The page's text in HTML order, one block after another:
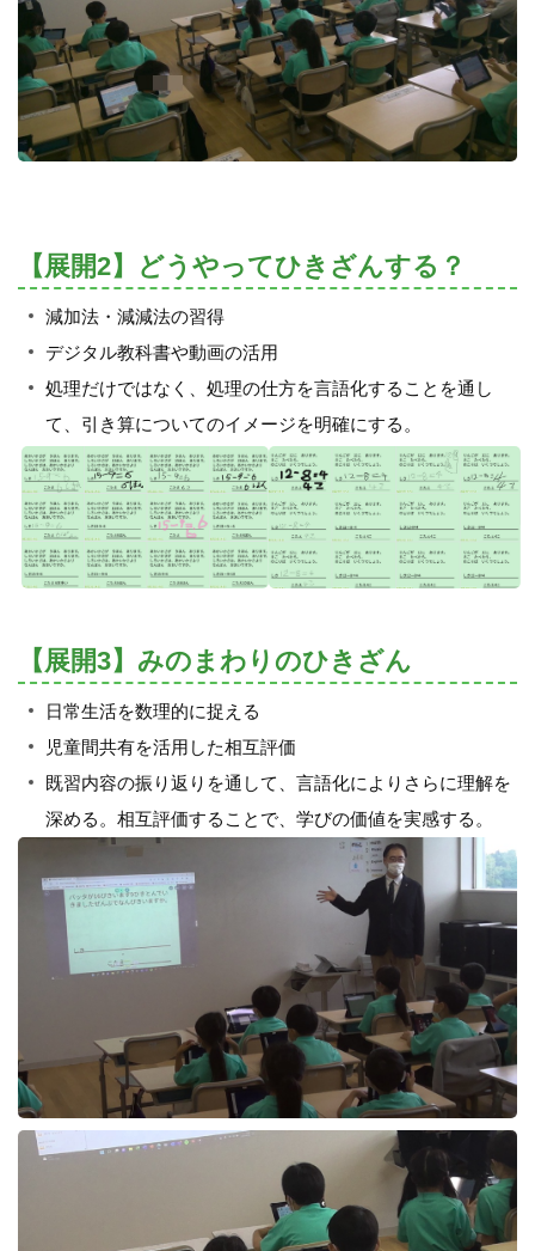
【展開2】どうやってひきざんする？
減加法・減減法の習得
デジタル教科書や動画の活用
処理だけではなく、処理の仕方を言語化することを通し
て、引き算についてのイメージを明確にする。
【展開3】みのまわりのひきざん
日常生活を数理的に捉える
児童間共有を活用した相互評価
既習内容の振り返りを通して、言語化によりさらに理解を
深める。相互評価することで、学びの価値を実感する。